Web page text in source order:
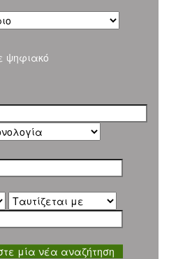
ψηφιακό
μία νέα αναζήτηση